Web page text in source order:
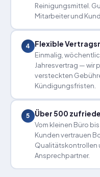
Reinigungsmittel.
Mitarbeiter und
4 Flexible
Einmalig,
Jahresvertrag — wir
versteckten
Kündigungsfristen.
5 Über 500
Vom kleinen Büro
Kunden vertrauen
Qualitätskontrollen
Ansprechpartner.